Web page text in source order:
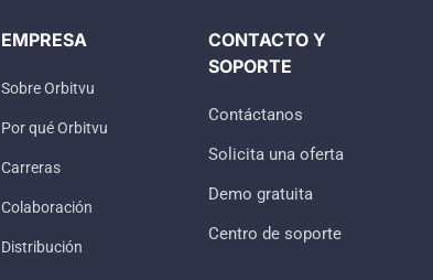
EMPRESA
Sobre Orbitvu
Por qué Orbitvu
Carreras
Colaboración
Distribución
CONTACTO Y
SOPORTE
Contáctanos
Solicita una oferta
Demo gratuita
Centro de soporte